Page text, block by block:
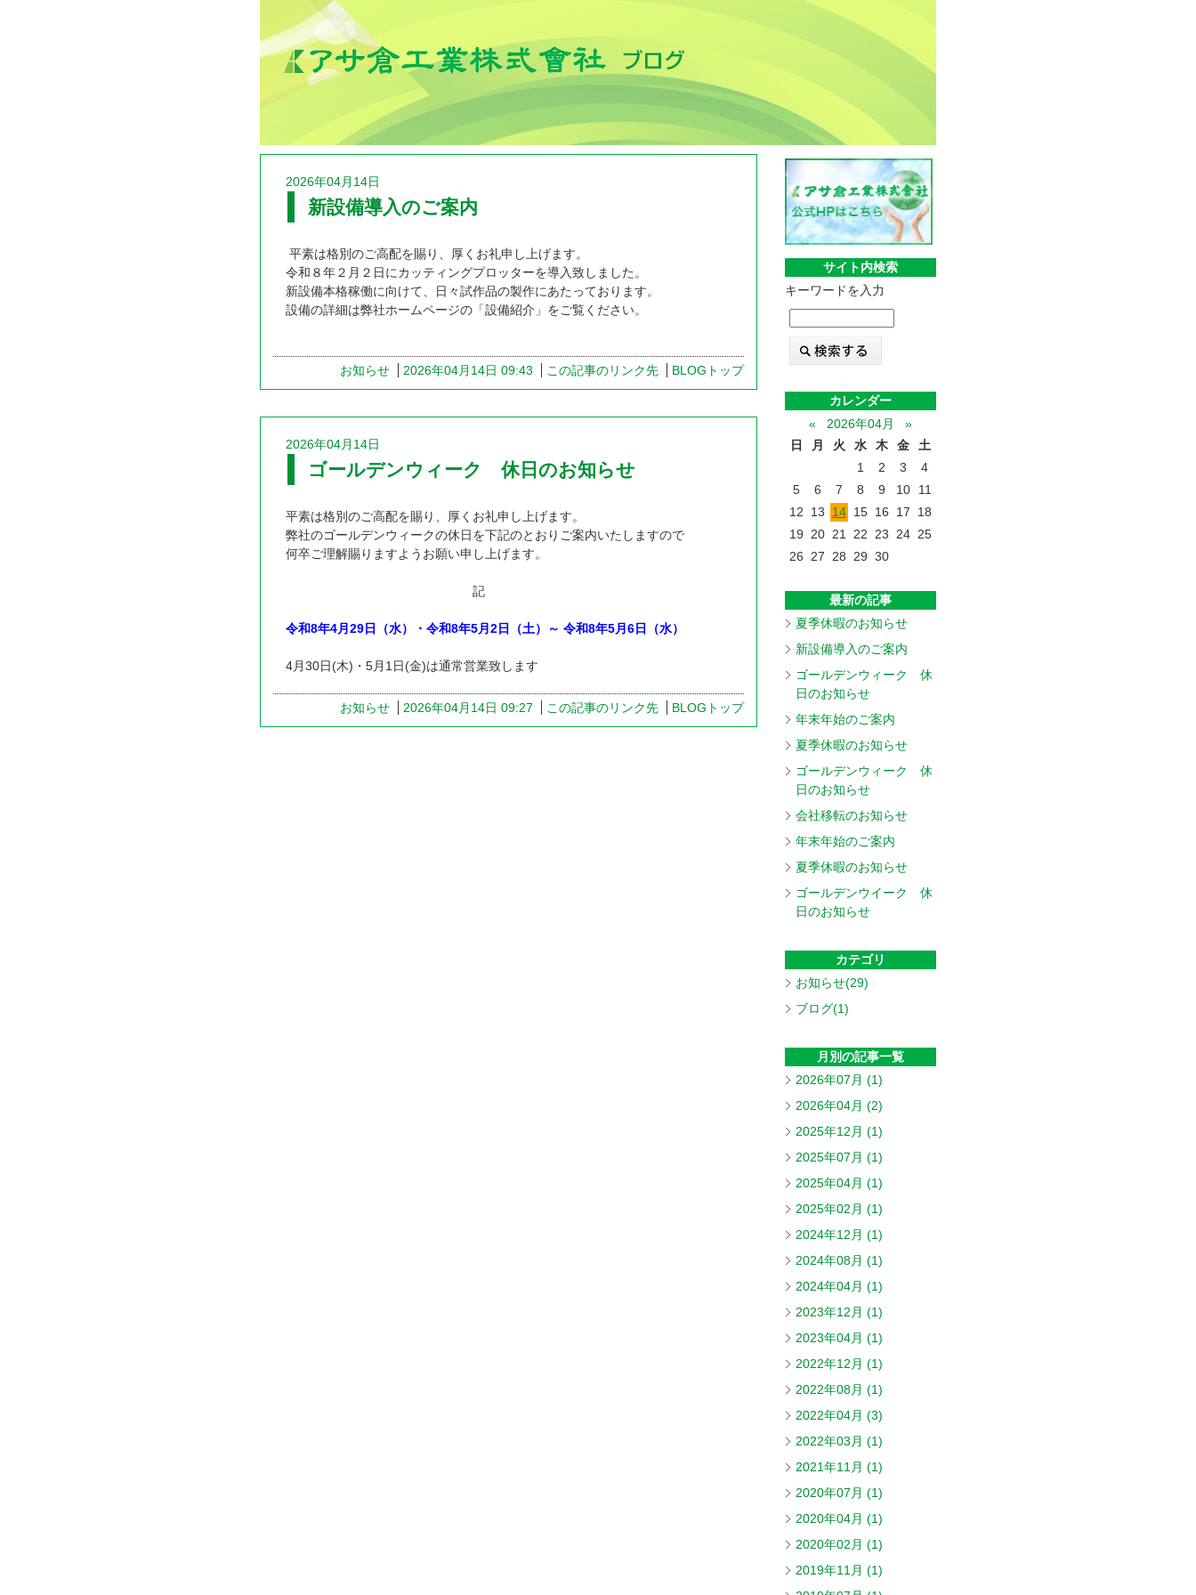
2026年04月14日
新設備導入のご案内
平素は格別のご高配を賜り、厚くお礼申し上げます。
令和８年２月２日にカッティングプロッターを導入致しました。
新設備本格稼働に向けて、日々試作品の製作にあたっております。
設備の詳細は弊社ホームページの「設備紹介」をご覧ください。
お知らせ 2026年04月14日 09:43 この記事のリンク先 BLOGトップ
2026年04月14日
ゴールデンウィーク 休日のお知らせ
平素は格別のご高配を賜り、厚くお礼申し上げます。
弊社のゴールデンウィークの休日を下記のとおりご案内いたしますので
何卒ご理解賜りますようお願い申し上げます。
記
令和8年4月29日（水）・ 令和8年5月2日（土）～ 令和8年5月6日（水）
4月30日(木)・5月1日(金)は通常営業致します
お知らせ 2026年04月14日 09:27 この記事のリンク先 BLOGトップ
サイト内検索
キーワードを入力
カレンダー
«
2026年04月
»
日
月 火 水 木 金
土
1
2 3
4
5
6 7 8 9 10
11
12
13 14 15 16 17
18
19
20 21 22 23 24 25
26
27 28 29 30
最新の記事
夏季休暇のお知らせ
新設備導入のご案内
ゴールデンウィーク 休
日のお知らせ
年末年始のご案内
夏季休暇のお知らせ
ゴールデンウィーク 休
日のお知らせ
会社移転のお知らせ
年末年始のご案内
夏季休暇のお知らせ
ゴールデンウイーク 休
日のお知らせ
カテゴリ
お知らせ(29)
ブログ(1)
月別の記事一覧
2026年07月 (1)
2026年04月 (2)
2025年12月 (1)
2025年07月 (1)
2025年04月 (1)
2025年02月 (1)
2024年12月 (1)
2024年08月 (1)
2024年04月 (1)
2023年12月 (1)
2023年04月 (1)
2022年12月 (1)
2022年08月 (1)
2022年04月 (3)
2022年03月 (1)
2021年11月 (1)
2020年07月 (1)
2020年04月 (1)
2020年02月 (1)
2019年11月 (1)